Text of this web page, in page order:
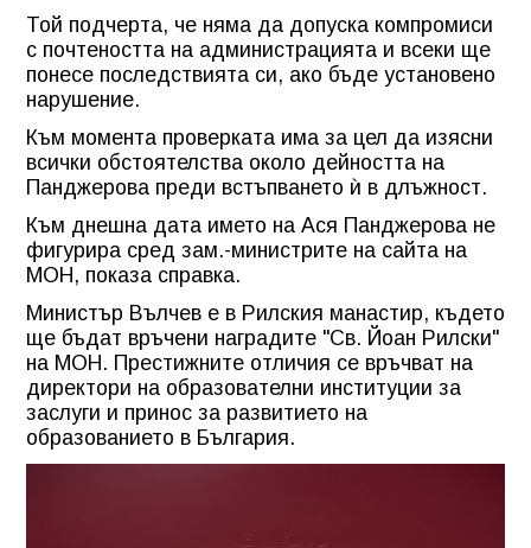
Той подчерта, че няма да допуска компромиси
с почтеността на администрацията и всеки ще
понесе последствията си, ако бъде установено
нарушение.
Към момента проверката има за цел да изясни
всички обстоятелства около дейността на
Панджерова преди встъпването ѝ в длъжност.
Към днешна дата името на Ася Панджерова не
фигурира сред зам.-министрите на сайта на
МОН, показа справка.
Министър Вълчев е в Рилския манастир, където
ще бъдат връчени наградите "Св. Йоан Рилски"
на МОН. Престижните отличия се връчват на
директори на образователни институции за
заслуги и принос за развитието на
образованието в България.